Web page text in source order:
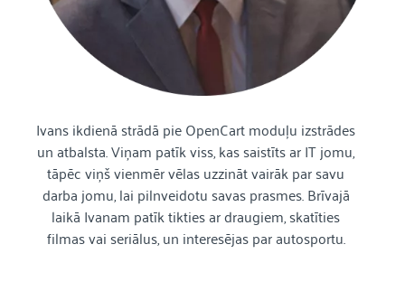
Ivans ikdienā strādā pie OpenCart moduļu izstrādes
un atbalsta. Viņam patīk viss, kas saistīts ar IT jomu,
tāpēc viņš vienmēr vēlas uzzināt vairāk par savu
darba jomu, lai pilnveidotu savas prasmes. Brīvajā
laikā Ivanam patīk tikties ar draugiem, skatīties
filmas vai seriālus, un interesējas par autosportu.